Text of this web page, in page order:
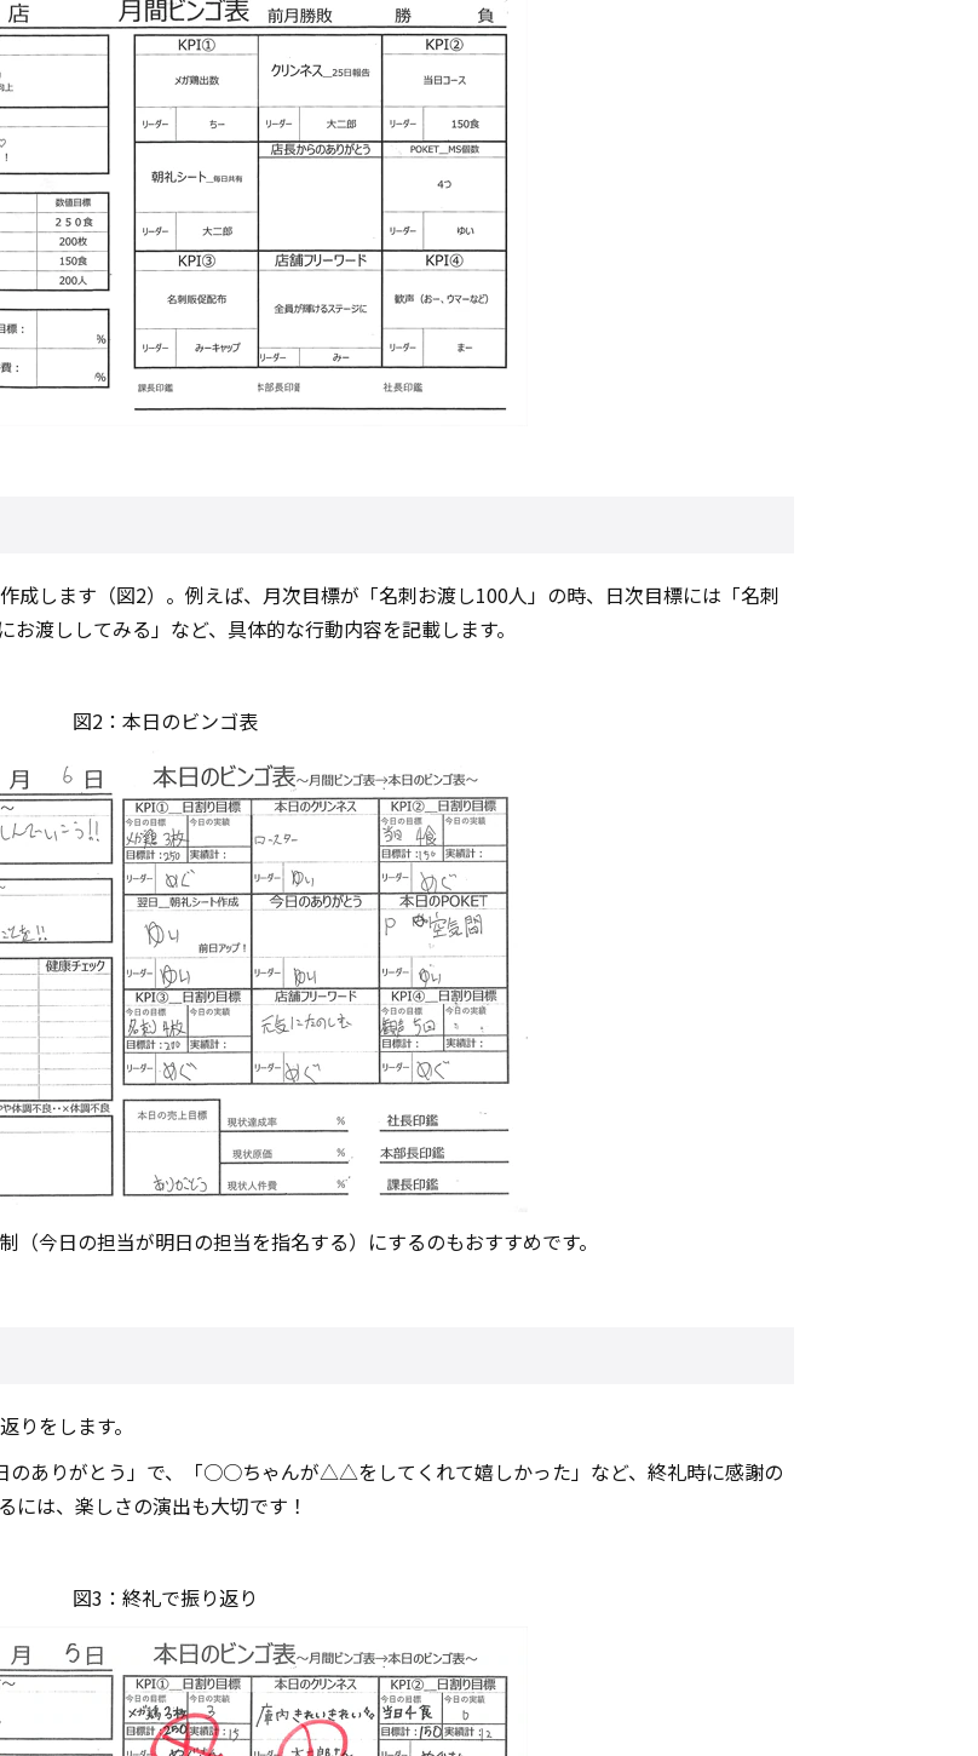
成します（図2）。例えば、月次目標が「名刺お渡し100人」の時、日次目標には「名刺
渡ししてみる」など、具体的な行動内容を記載します。
図2：本日のビンゴ表
今日の担当が明日の担当を指名する）にするのもおすすめです。
りをします。
のありがとう」で、「○○ちゃんが△△をしてくれて嬉しかった」など、終礼時に感謝の
には、楽しさの演出も大切です！
図3：終礼で振り返り